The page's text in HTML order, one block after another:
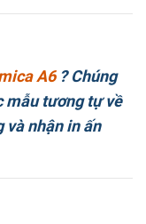
A6? Chúng
mẫu tương tự về
và nhận in ấn